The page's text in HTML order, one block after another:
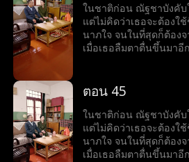
มหาวิทยาลัยไว้ และเริ่
ในชาติก่อน ณัฐชาบังคับ
แต่ไม่คิดว่าเธอจะต้องใ
นาภใจ จนในที่สุดก็ต้อง
เมื่อเธอลืมตาตื่นขึ้นมา
แต่งงานกับวีรวัฒน์ แต่ใ
มหาวิทยาลัยไว้ และเริ่
ตอน 45
ในชาติก่อน ณัฐชาบังคับ
แต่ไม่คิดว่าเธอจะต้องใ
นาภใจ จนในที่สุดก็ต้อง
เมื่อเธอลืมตาตื่นขึ้นมา